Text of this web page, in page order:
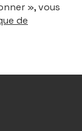
», vous
de